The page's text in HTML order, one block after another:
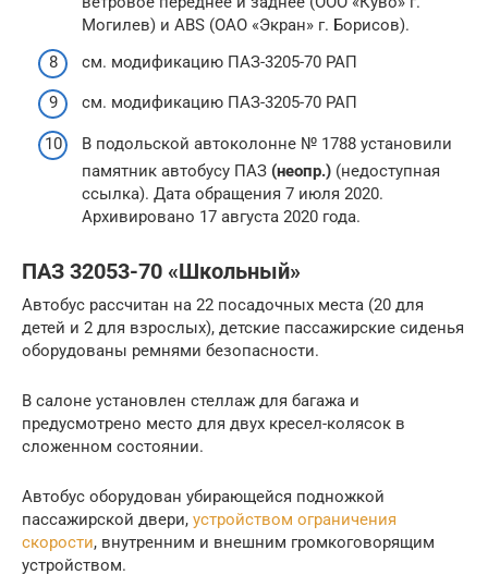
Могилев) и АВS (ОАО «Экран» г. Борисов).
см. модификацию ПАЗ-3205-70 РАП
см. модификацию ПАЗ-3205-70 РАП
В подольской автоколонне № 1788 установили
памятник автобусу ПАЗ (неопр.) (недоступная
ссылка). Дата обращения 7 июля 2020.
Архивировано 17 августа 2020 года.
ПАЗ 32053-70 «Школьный»
Автобус рассчитан на 22 посадочных места (20 для
детей и 2 для взрослых), детские пассажирские сиденья
оборудованы ремнями безопасности.
В салоне установлен стеллаж для багажа и
предусмотрено место для двух кресел-колясок в
сложенном состоянии.
Автобус оборудован убирающейся подножкой
пассажирской двери, устройством ограничения
скорости, внутренним и внешним громкоговорящим
устройством.